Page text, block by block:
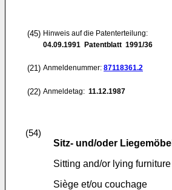
(45) Hinweis auf die Patenterteilung:
04.09.1991 Patentblatt 1991/36
(21) Anmeldenummer: 87118361.2
(22) Anmeldetag: 11.12.1987
(54)
Sitz- und/oder Liegemöbel
Sitting and/or lying furniture
Siège et/ou couchage